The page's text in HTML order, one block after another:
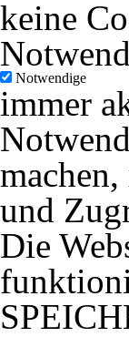
keine
Notwendige
immer
und
Die